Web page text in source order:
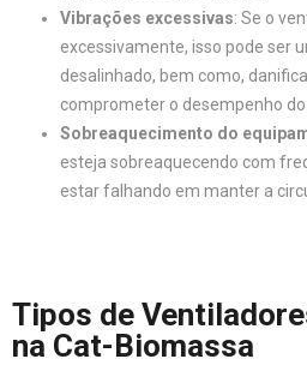
Vibrações excessivas: Se o
excessivamente, isso pode ser
desalinhado, bem como,
comprometer o desempenho do
Sobreaquecimento do
esteja sobreaquecendo com
estar falhando em manter a
Tipos de
na Cat-Biomassa